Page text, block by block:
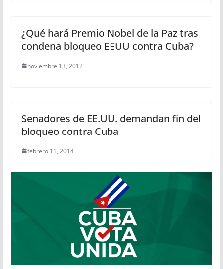
¿Qué hará Premio Nobel de la Paz tras
condena bloqueo EEUU contra Cuba?
noviembre 13, 2012
Senadores de EE.UU. demandan fin del
bloqueo contra Cuba
febrero 11, 2014